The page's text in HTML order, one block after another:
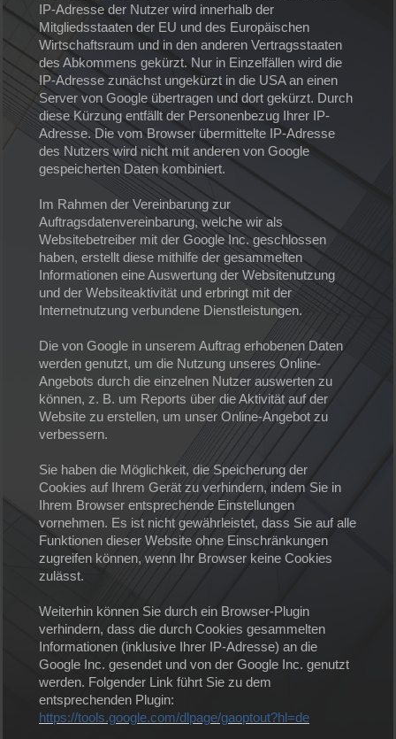
IP-Adresse der Nutzer wird innerhalb der
Mitgliedsstaaten der EU und des Europäischen
Wirtschaftsraum und in den anderen Vertragsstaaten
des Abkommens gekürzt. Nur in Einzelfällen wird die
IP-Adresse zunächst ungekürzt in die USA an einen
Server von Google übertragen und dort gekürzt. Durch
diese Kürzung entfällt der Personenbezug Ihrer IP-
Adresse. Die vom Browser übermittelte IP-Adresse
des Nutzers wird nicht mit anderen von Google
gespeicherten Daten kombiniert.
Im Rahmen der Vereinbarung zur
Auftragsdatenvereinbarung, welche wir als
Websitebetreiber mit der Google Inc. geschlossen
haben, erstellt diese mithilfe der gesammelten
Informationen eine Auswertung der Websitenutzung
und der Websiteaktivität und erbringt mit der
Internetnutzung verbundene Dienstleistungen.
Die von Google in unserem Auftrag erhobenen Daten
werden genutzt, um die Nutzung unseres Online-
Angebots durch die einzelnen Nutzer auswerten zu
können, z. B. um Reports über die Aktivität auf der
Website zu erstellen, um unser Online-Angebot zu
verbessern.
Sie haben die Möglichkeit, die Speicherung der
Cookies auf Ihrem Gerät zu verhindern, indem Sie in
Ihrem Browser entsprechende Einstellungen
vornehmen. Es ist nicht gewährleistet, dass Sie auf alle
Funktionen dieser Website ohne Einschränkungen
zugreifen können, wenn Ihr Browser keine Cookies
zulässt.
Weiterhin können Sie durch ein Browser-Plugin
verhindern, dass die durch Cookies gesammelten
Informationen (inklusive Ihrer IP-Adresse) an die
Google Inc. gesendet und von der Google Inc. genutzt
werden. Folgender Link führt Sie zu dem
entsprechenden Plugin:
https://tools.google.com/dlpage/gaoptout?hl=de